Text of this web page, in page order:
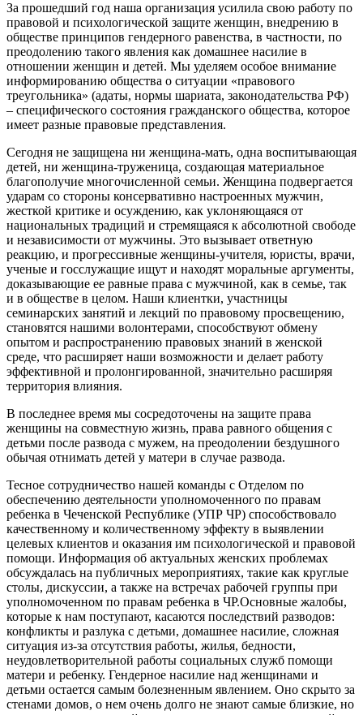
За прошедший год наша организация усилила свою работу по
правовой и психологической защите женщин, внедрению в
обществе принципов гендерного равенства, в частности, по
преодолению такого явления как домашнее насилие в
отношении женщин и детей. Мы уделяем особое внимание
информированию общества о ситуации «правового
треугольника» (адаты, нормы шариата, законодательства РФ)
– специфического состояния гражданского общества, которое
имеет разные правовые представления.
Сегодня не защищена ни женщина-мать, одна воспитывающая
детей, ни женщина-труженица, создающая материальное
благополучие многочисленной семьи. Женщина подвергается
ударам со стороны консервативно настроенных мужчин,
жесткой критике и осуждению, как уклоняющаяся от
национальных традиций и стремящаяся к абсолютной свободе
и независимости от мужчины. Это вызывает ответную
реакцию, и прогрессивные женщины-учителя, юристы, врачи,
ученые и госслужащие ищут и находят моральные аргументы,
доказывающие ее равные права с мужчиной, как в семье, так
и в обществе в целом. Наши клиентки, участницы
семинарских занятий и лекций по правовому просвещению,
становятся нашими волонтерами, способствуют обмену
опытом и распространению правовых знаний в женской
среде, что расширяет наши возможности и делает работу
эффективной и пролонгированной, значительно расширяя
территория влияния.
В последнее время мы сосредоточены на защите права
женщины на совместную жизнь, права равного общения с
детьми после развода с мужем, на преодолении бездушного
обычая отнимать детей у матери в случае развода.
Тесное сотрудничество нашей команды с Отделом по
обеспечению деятельности уполномоченного по правам
ребенка в Чеченской Республике (УПР ЧР) способствовало
качественному и количественному эффекту в выявлении
целевых клиентов и оказания им психологической и правовой
помощи. Информация об актуальных женских проблемах
обсуждалась на публичных мероприятиях, такие как круглые
столы, дискуссии, а также на встречах рабочей группы при
уполномоченном по правам ребенка в ЧР.Основные жалобы,
которые к нам поступают, касаются последствий разводов:
конфликты и разлука с детьми, домашнее насилие, сложная
ситуация из-за отсутствия работы, жилья, бедности,
неудовлетворительной работы социальных служб помощи
матери и ребенку. Гендерное насилие над женщинами и
детьми остается самым болезненным явлением. Оно скрыто за
стенами домов, о нем очень долго не знают самые близкие, но